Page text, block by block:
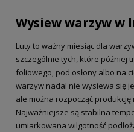
Wysiew warzyw w
Luty to ważny miesiąc dla
szczególnie tych, które później
foliowego, pod osłony albo na
warzyw nadal nie wysiewa się
ale można rozpocząć
Najważniejsze są stabilna
umiarkowana wilgotność